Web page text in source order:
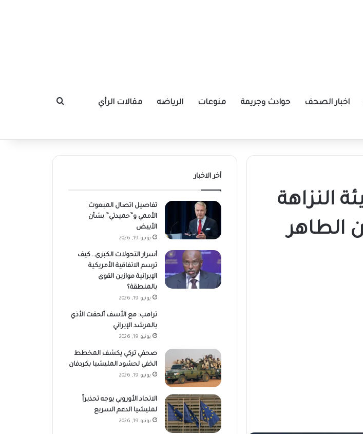
اخبار الصحف حوادث وجريمة منوعات الرياضه مقالات الرأي بحث عن
النزاهة
الطاهر
أخر الاخبار
تفاصيل اتصال المبعوث
الأممي و”حميدتي” بشأن
الأبيض
يونيو 19, 2026
أسرار التحولات الكبرى.. كيف
ترسم الاتفاقية الأمريكية
الإيرانية موازين القوى
بالمنطقة؟
يونيو 19, 2026
ترامب: مع الأسف ألحقت الأذي
بالمرشد الإيراني
يونيو 19, 2026
صحفي تركي يكشف المخطط
الخفي لحشود المليشيا بكردفان
يونيو 19, 2026
الاتحاد الأوروبي يوجه تحذيراً
لمليشيا الدعم السريع
يونيو 19, 2026